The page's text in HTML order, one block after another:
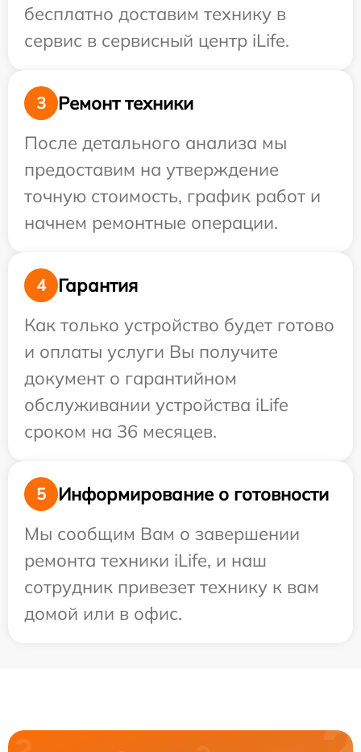
бесплатно доставим технику в
сервис в сервисный центр iLife.
3
Ремонт техники
После детального анализа мы
предоставим на утверждение
точную стоимость, график работ и
начнем ремонтные операции.
4
Гарантия
Как только устройство будет готово
и оплаты услуги Вы получите
документ о гарантийном
обслуживании устройства iLife
сроком на 36 месяцев.
5
Информирование о готовности
Мы сообщим Вам о завершении
ремонта техники iLife, и наш
сотрудник привезет технику к вам
домой или в офис.